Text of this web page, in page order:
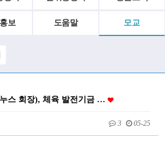
보 도움말 모교
스 회장), 체육 발전기금 …
3 05-25